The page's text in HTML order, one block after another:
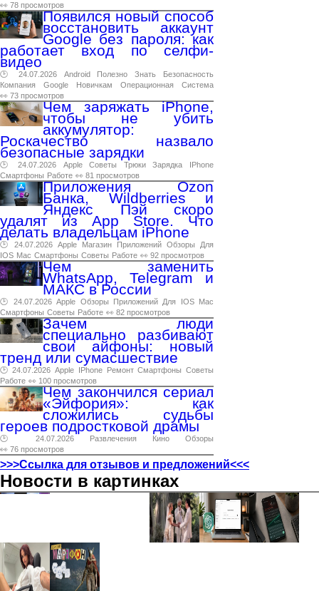
👀 78 просмотров
Появился новый способ
восстановить аккаунт
Google без пароля: как
работает вход по селфи-
видео
🕑 24.07.2026 Android Полезно Знать
Безопасность
Компания
Google Новичкам Операционная
Система
👀 73 просмотров
Чем заряжать iPhone,
чтобы не убить
аккумулятор:
Роскачество назвало
безопасные зарядки
🕑 24.07.2026 Apple Советы Трюки Зарядка
IPhone
Смартфоны Работе 👀 81 просмотров
Приложения Ozon
Банка, Wildberries и
Яндекс Пэй скоро
удалят из App Store. Что
делать владельцам iPhone
🕑 24.07.2026 Apple Магазин Приложений Обзоры
Для
IOS Mac Смартфоны Советы Работе 👀 92 просмотров
Чем заменить
WhatsApp, Telegram и
МАКС в России
🕑 24.07.2026 Apple Обзоры Приложений Для IOS
Mac
Смартфоны Советы Работе 👀 82 просмотров
Зачем люди
специально разбивают
свои айфоны: новый
тренд или сумасшествие
🕑 24.07.2026 Apple IPhone Ремонт Смартфоны Советы
Работе 👀 100 просмотров
Чем закончился сериал
«Эйфория»: как
сложились судьбы
героев подростковой драмы
🕑 24.07.2026 Развлечения Кино
Обзоры
👀 76 просмотров
>>>Ссылка для отзывов и предложений<<<
Новости в картинках